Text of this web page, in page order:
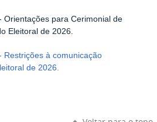
Orientações para Cerimonial de
Eleitoral de 2026.
Restrições à comunicação
de 2026.